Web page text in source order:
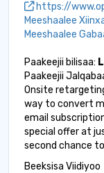
https://
Meeshaalee
Meeshaalee
Paakeejii bilisaa:
Paakeejii
Onsite
way to convert
email
special offer at
second chance
Beeksisa Viidiyoo